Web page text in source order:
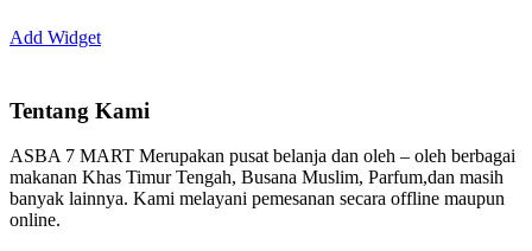
Add Widget
Tentang Kami
ASBA 7 MART Merupakan pusat belanja dan oleh – oleh berbagai
makanan Khas Timur Tengah, Busana Muslim, Parfum,dan masih
banyak lainnya. Kami melayani pemesanan secara offline maupun
online.